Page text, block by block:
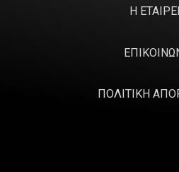
Η
ΠΟΛΙΤΙΚΗ